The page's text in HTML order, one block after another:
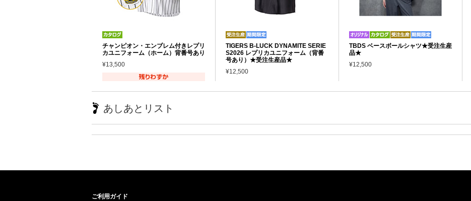
チャンピオン・エンブレム付きレプリ
カユニフォーム（ホーム）背番号あり
¥13,500
TIGERS B-LUCK DYNAMITE SERIE
S2026 レプリカユニフォーム（背番
号あり）★受注生産品★
¥12,500
TBDS ベースボールシャツ★受注生産
品★
¥12,500
あしあとリスト
ご利用ガイド